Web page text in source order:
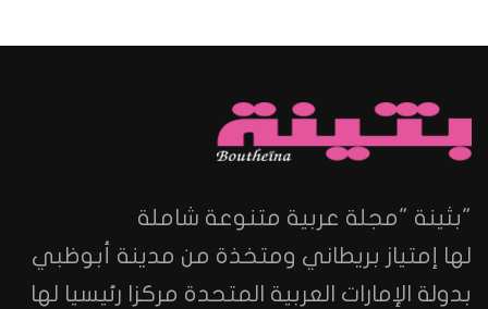
"بثينة "مجلة عربية متنوعة شاملة
لها إمتياز بريطاني ومتخذة من مدينة أبوظبي
بدولة الإمارات العربية المتحدة مركزا رئيسيا لها